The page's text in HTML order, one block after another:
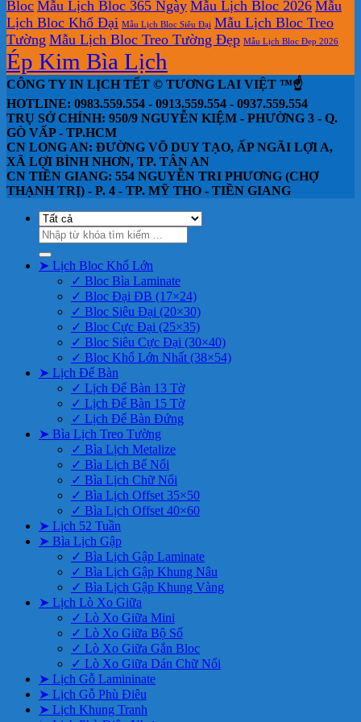
Bloc Mẫu Lịch Bloc 365 Ngày Mẫu Lịch Bloc 2026 Mẫu
Lịch Bloc Khổ Đại Mẫu Lịch Bloc Siêu Đại Mẫu Lịch Bloc Treo
Tường Mẫu Lịch Bloc Treo Tường Đẹp Mẫu Lịch Bloc Đẹp 2026
Ép Kim Bìa Lịch
CÔNG TY IN LỊCH TẾT © TƯƠNG LAI VIỆT ™☝️
HOTLINE: 0983.559.554 - 0913.559.554 - 0937.559.554
TRỤ SỞ CHÍNH: 950/9 NGUYỄN KIỆM - PHƯỜNG 3 - Q.
GÒ VẤP - TP.HCM
CN LONG AN: ĐƯỜNG VÕ DUY TẠO, ẤP NGÃI LỢI A,
XÃ LỢI BÌNH NHƠN, TP. TÂN AN
CN TIỀN GIANG: 554 NGUYỄN TRI PHƯƠNG (CHỢ
THẠNH TRỊ) - P. 4 - TP. MỸ THO - TIỀN GIANG
Tìm
kiếm:
➤ Lịch Bloc Khổ Lớn
✓ Bloc Bìa Laminate
✓ Bloc Đại ĐB (17×24)
✓ Bloc Siêu Đại (20×30)
✓ Bloc Cực Đại (25×35)
✓ Bloc Siêu Cực Đại (30×40)
✓ Bloc Khổ Lớn Nhất (38×54)
➤ Lịch Để Bàn
✓ Lịch Để Bàn 13 Tờ
✓ Lịch Để Bàn 15 Tờ
✓ Lịch Để Bàn Đứng
➤ Bìa Lịch Treo Tường
✓ Bìa Lịch Metalize
✓ Bìa Lịch Bế Nổi
✓ Bìa Lịch Chữ Nổi
✓ Bìa Lịch Offset 35×50
✓ Bìa Lịch Offset 40×60
➤ Lịch 52 Tuần
➤ Bìa Lịch Gập
✓ Bìa Lịch Gập Laminate
✓ Bìa Lịch Gập Khung Nâu
✓ Bìa Lịch Gập Khung Vàng
➤ Lịch Lò Xo Giữa
✓ Lò Xo Giữa Mini
✓ Lò Xo Giữa Bộ Số
✓ Lò Xo Giữa Gắn Bloc
✓ Lò Xo Giữa Dán Chữ Nổi
➤ Lịch Gỗ Lamininate
➤ Lịch Gỗ Phù Điêu
➤ Lịch Khung Tranh